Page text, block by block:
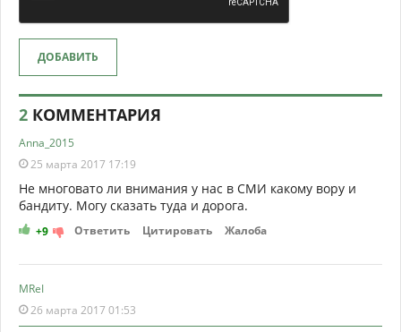
ДОБАВИТЬ
2 КОММЕНТАРИЯ
Anna_2015
25 марта 2017 17:19
Не многовато ли внимания у нас в СМИ какому вору и
бандиту. Могу сказать туда и дорога.
+9 Ответить Цитировать Жалоба
MReI
26 марта 2017 01:53